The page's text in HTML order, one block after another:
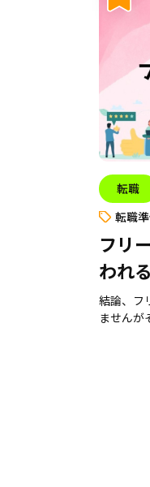
転職
転職
フリ
われ
結論、フ
ませんが